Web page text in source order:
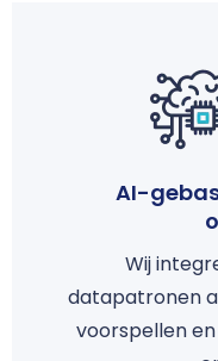
AI-
Wij
datapatronen
voorspellen